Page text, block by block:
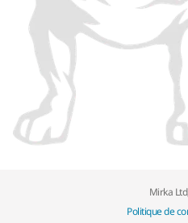
Mirka
Politique de